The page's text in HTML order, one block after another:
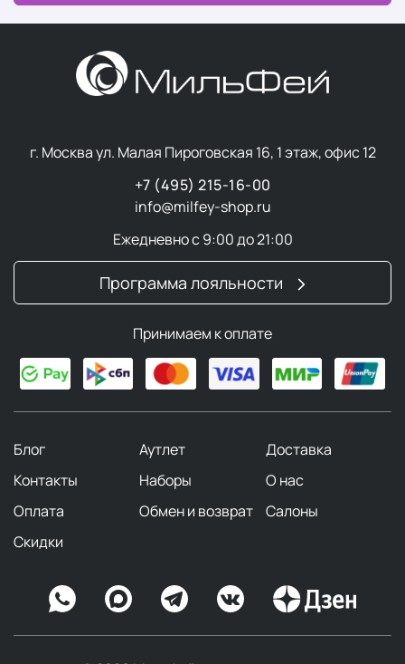
г. Москва ул. Малая Пироговская 16, 1 этаж, офис 12
+7 (495) 215-16-00
info@milfey-shop.ru
Ежедневно с 9:00 до 21:00
Программа лояльности
Принимаем к оплате
Блог Аутлет
Доставка
Контакты
Наборы
О нас
Оплата
Обмен и возврат
Салоны
Скидки